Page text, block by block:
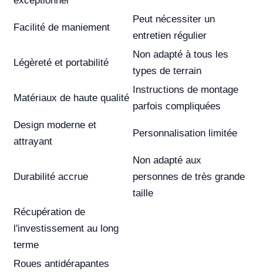
Facilité de maniement
Peut nécessiter un
entretien régulier
Légèreté et portabilité
Non adapté à tous les
types de terrain
Matériaux de haute qualité
Instructions de montage
parfois compliquées
Design moderne et
attrayant
Personnalisation limitée
Durabilité accrue
Non adapté aux
personnes de très grande
taille
Récupération de
l'investissement au long
terme
Roues antidérapantes